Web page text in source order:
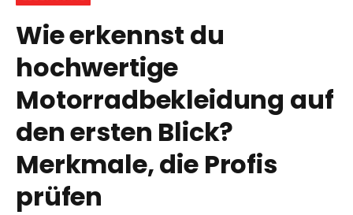
Wie erkennst du
hochwertige
Motorradbekleidung auf
den ersten Blick?
Merkmale, die Profis
prüfen